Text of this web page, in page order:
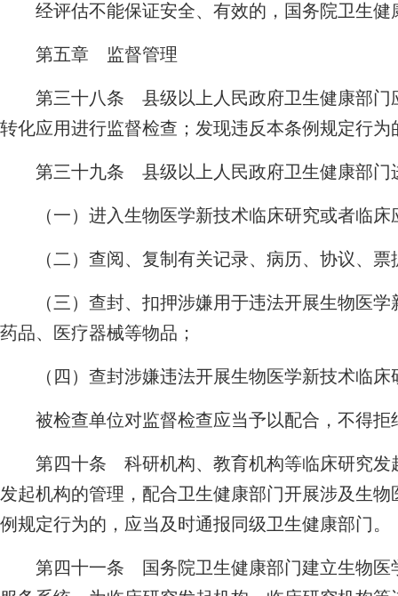
经评估不能保证安全、有效的，国务院卫生健
第五章 监督管理
第三十八条 县级以上人民政府卫生健康部门
转化应用进行监督检查；发现违反本条例规定行为
第三十九条 县级以上人民政府卫生健康部门
（一）进入生物医学新技术临床研究或者临床
（二）查阅、复制有关记录、病历、协议、票
（三）查封、扣押涉嫌用于违法开展生物医学
药品、医疗器械等物品；
（四）查封涉嫌违法开展生物医学新技术临床
被检查单位对监督检查应当予以配合，不得拒
第四十条 科研机构、教育机构等临床研究发
发起机构的管理，配合卫生健康部门开展涉及生
例规定行为的，应当及时通报同级卫生健康部门。
第四十一条 国务院卫生健康部门建立生物医